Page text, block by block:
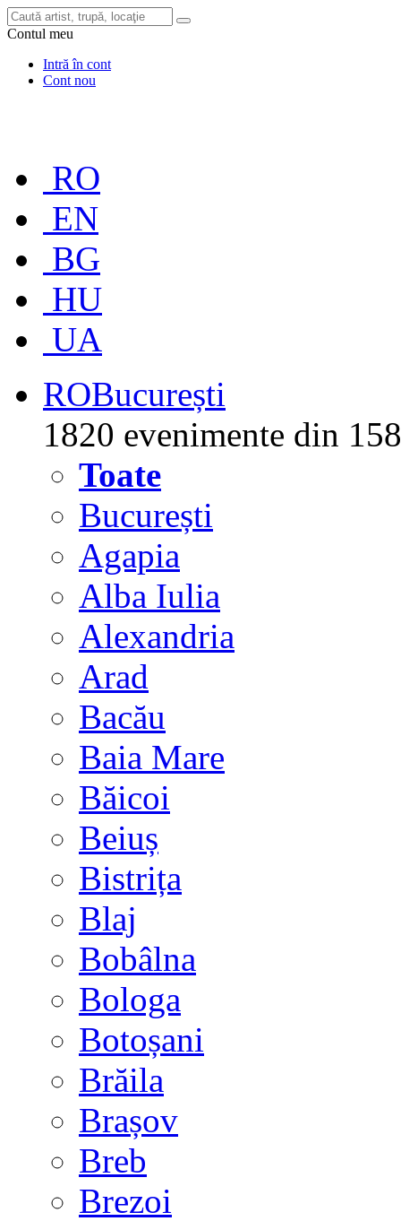
Contul meu
Intră în cont
Cont nou
RO
EN
BG
HU
UA
ROBucurești
1820 evenimente din
Toate
București
Agapia
Alba Iulia
Alexandria
Arad
Bacău
Baia Mare
Băicoi
Beiuș
Bistrița
Blaj
Bobâlna
Bologa
Botoșani
Brăila
Brașov
Breb
Brezoi